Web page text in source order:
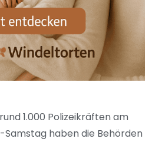
1.000 Polizeikräften am
haben die Behörden